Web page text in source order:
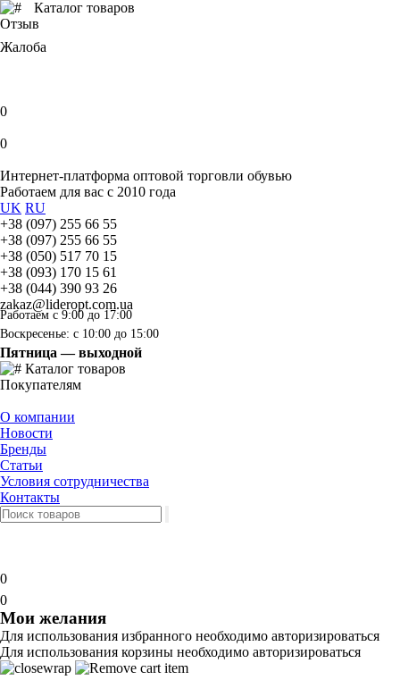
Каталог товаров
Отзыв
Жалоба
0
0
Интернет-платформа оптовой торговли обувью
Работаем для вас с 2010 года
UK RU
+38 (097) 255 66 55
+38 (097) 255 66 55
+38 (050) 517 70 15
+38 (093) 170 15 61
+38 (044) 390 93 26
zakaz@lideropt.com.ua
Работаем с 9:00 до 17:00
Воскресенье: с 10:00 до 15:00
Пятница — выходной
Каталог товаров
Покупателям
О компании
Новости
Бренды
Статьи
Условия сотрудничества
Контакты
0
0
Мои желания
Для использования избранного необходимо авторизироваться
Для использования корзины необходимо авторизироваться